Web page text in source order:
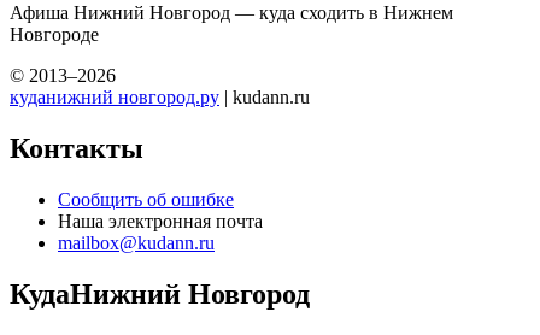
Афиша Нижний Новгород — куда сходить в Нижнем
Новгороде
© 2013–2026
куданижний новгород.ру | kudann.ru
Контакты
Сообщить об ошибке
Наша электронная почта
mailbox@kudann.ru
КудаНижний Новгород